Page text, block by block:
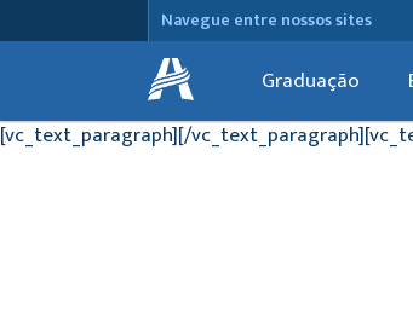
Navegue entre nossos sites
Graduação
[vc_text_paragraph][/